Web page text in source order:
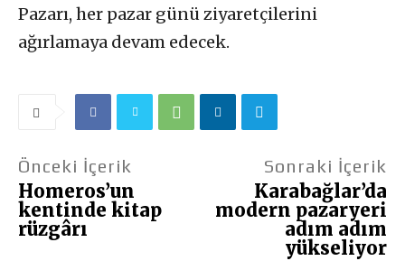
Pazarı, her pazar günü ziyaretçilerini
ağırlamaya devam edecek.
Önceki İçerik
Homeros’un
kentinde kitap
rüzgârı
Sonraki İçerik
Karabağlar’da
modern pazaryeri
adım adım
yükseliyor